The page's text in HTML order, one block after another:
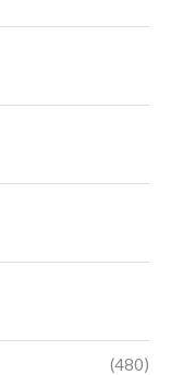
(480)